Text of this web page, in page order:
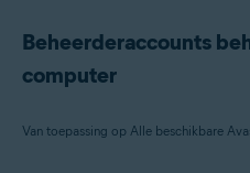
Beheerderaccounts
computer